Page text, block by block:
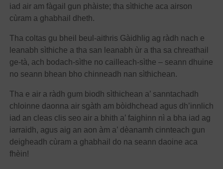
iad air am fàgail gun phàiste; tha sìthiche aca airson
cùram a ghabhail dheth.
Tha coltas gu bheil beul-aithris Gàidhlig ag ràdh nach e
leanabh sìthiche a tha san leanabh ùr a tha sa chreathail
ge-tà, ach bodach-sìthe no cailleach-sìthe – seann dhuine
no seann bhean bho chinneadh nan sìthichean.
Tha e air a ràdh gum biodh sìthichean a’ sanntachadh
chloinne daonna air sgàth am bòidhchead agus dh’innlich
iad an cleas clis seo air a bhith a’ faighinn nì a bha iad ag
iarraidh, agus aig an aon àm a’ dèanamh cinnteach gun
deigheadh cùram a ghabhail do na seann daoine aca
fhèin!